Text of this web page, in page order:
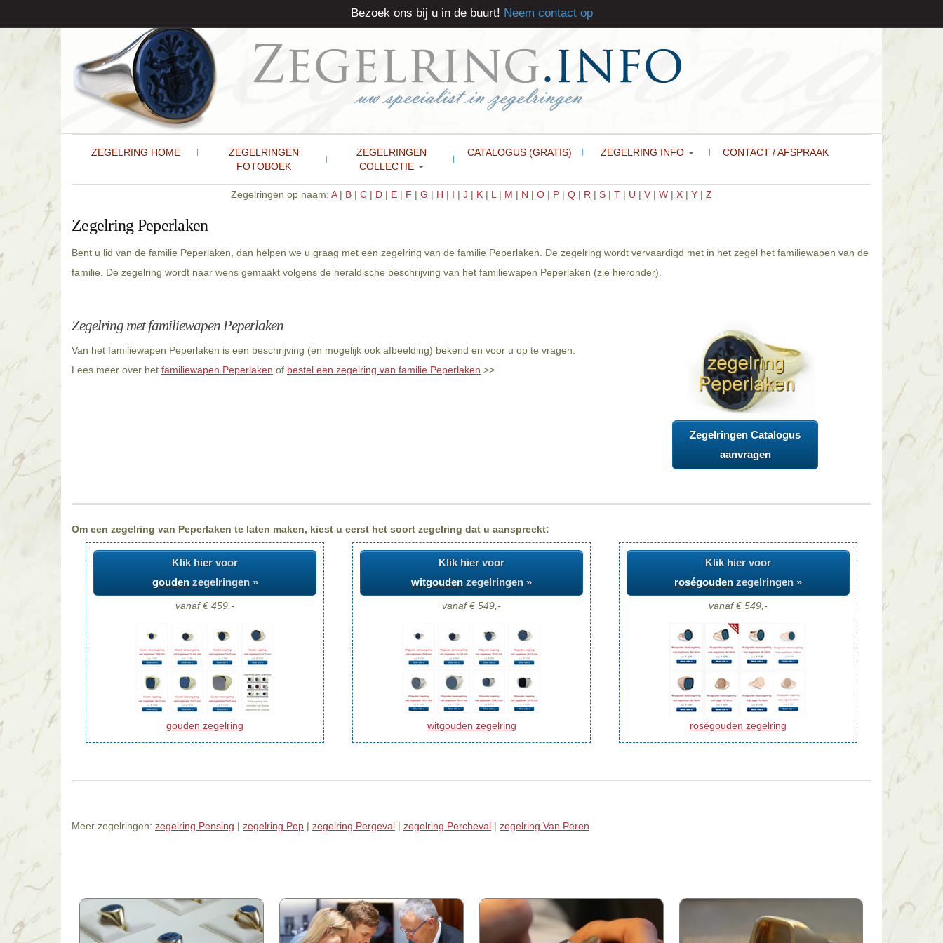
ZEGELRING HOME
ZEGELRINGEN
FOTOBOEK
ZEGELRINGEN
COLLECTIE
CATALOGUS (GRATIS) ZEGELRING INFO CONTACT / AFSPRAAK
Zegelringen op naam: A| B | C | D | E | F | G | H | I | J | K | L | M | N | O | P | Q | R | S | T | U | V | W | X | Y | Z
Zegelring Peperlaken
Bent u lid van de familie Peperlaken, dan helpen we u graag met een zegelring van de familie Peperlaken. De zegelring wordt vervaardigd met in het zegel het familiewapen van de
familie. De zegelring wordt naar wens gemaakt volgens de heraldische beschrijving van het familiewapen Peperlaken (zie hieronder).
Zegelring met familiewapen Peperlaken
Van het familiewapen Peperlaken is een beschrijving (en mogelijk ook afbeelding) bekend en voor u op te vragen.
Lees meer over het familiewapen Peperlaken of bestel een zegelring van familie Peperlaken >>
Zegelringen Catalogus
aanvragen
Om een zegelring van Peperlaken te laten maken, kiest u eerst het soort zegelring dat u aanspreekt:
Klik hier voor
goudenzegelringen »
vanaf € 459,-
gouden zegelring
Klik hier voor
witgouden zegelringen »
vanaf € 549,-
witgouden zegelring
Klik hier voor
roségouden zegelringen »
vanaf € 549,-
roségouden zegelring
Meer zegelringen: zegelring Pensing | zegelring Pep | zegelring Pergeval | zegelring Percheval | zegelring Van Peren
Bezoek ons bij u in de buurt! Neem contact op